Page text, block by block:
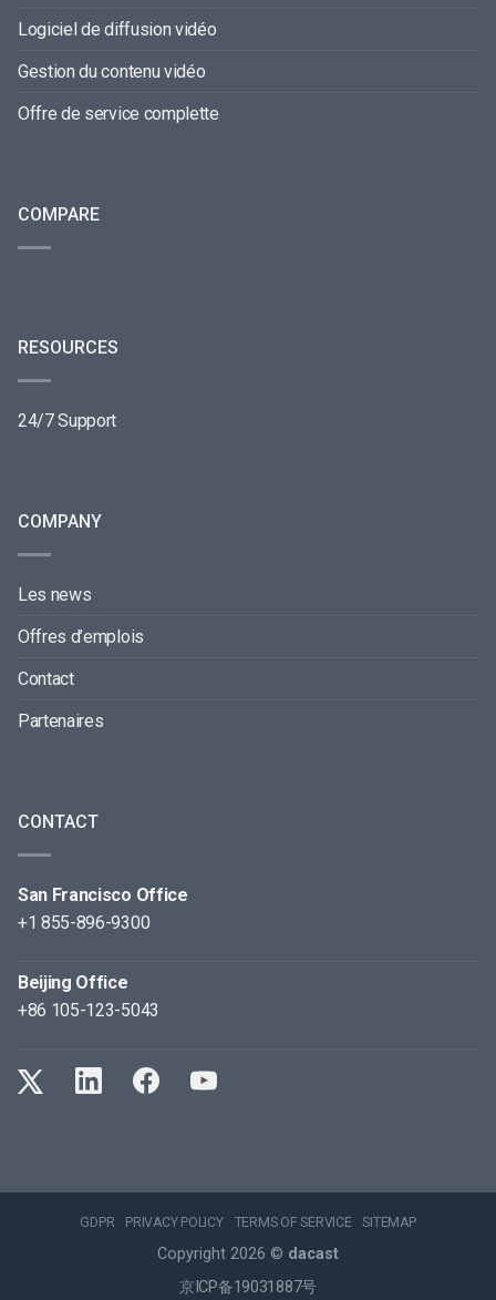
Logiciel de diffusion vidéo
Gestion du contenu vidéo
Offre de service complette
COMPARE
RESOURCES
24/7 Support
COMPANY
Les news
Offres d’emplois
Contact
Partenaires
CONTACT
San Francisco Office
+1 855-896-9300
Beijing Office
+86 105-123-5043
GDPR PRIVACY POLICY TERMS OF SERVICE SITEMAP
Copyright 2026 © dacast
京ICP备19031887号